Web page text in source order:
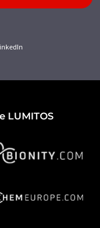
LUMITOS